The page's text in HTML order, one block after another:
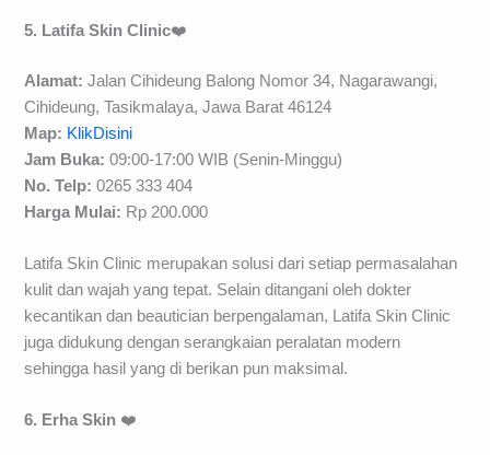
5. Latifa Skin Clinic❤️
Alamat: Jalan Cihideung Balong Nomor 34, Nagarawangi,
Cihideung, Tasikmalaya, Jawa Barat 46124
Map: KlikDisini
Jam Buka: 09:00-17:00 WIB (Senin-Minggu)
No. Telp: 0265 333 404
Harga Mulai: Rp 200.000
Latifa Skin Clinic merupakan solusi dari setiap permasalahan
kulit dan wajah yang tepat. Selain ditangani oleh dokter
kecantikan dan beautician berpengalaman, Latifa Skin Clinic
juga didukung dengan serangkaian peralatan modern
sehingga hasil yang di berikan pun maksimal.
6. Erha Skin ❤️